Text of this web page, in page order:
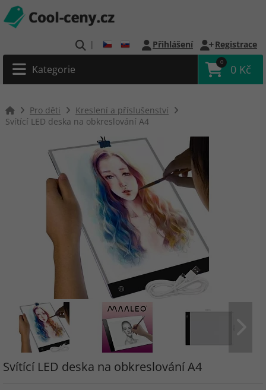
| Přihlášení Registrace
Kategorie
0
0 Kč
Pro děti
Kreslení a příslušenství
Svítící LED deska na obkreslování A4
Svítící LED deska na obkreslování A4